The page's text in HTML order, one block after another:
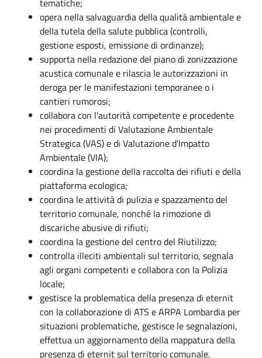
opera nella salvaguardia della qualità ambientale e
della tutela della salute pubblica (controlli,
gestione esposti, emissione di ordinanze);
supporta nella redazione del piano di zonizzazione
acustica comunale e rilascia le autorizzazioni in
deroga per le manifestazioni temporanee o i
cantieri rumorosi;
collabora con l’autorità competente e procedente
nei procedimenti di Valutazione Ambientale
Strategica (VAS) e di Valutazione d'Impatto
Ambientale (VIA);
coordina la gestione della raccolta dei rifiuti e della
piattaforma ecologica;
coordina le attività di pulizia e spazzamento del
territorio comunale, nonché la rimozione di
discariche abusive di rifiuti;
coordina la gestione del centro del Riutilizzo;
controlla illeciti ambientali sul territorio, segnala
agli organi competenti e collabora con la Polizia
locale;
gestisce la problematica della presenza di eternit
con la collaborazione di ATS e ARPA Lombardia per
situazioni problematiche, gestisce le segnalazioni,
effettua un aggiornamento della mappatura della
presenza di eternit sul territorio comunale,